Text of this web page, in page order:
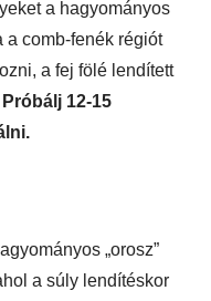
a hagyományos
a comb-fenék régiót
a fej fölé lendített
Próbálj 12-15
„orosz”
a súly lendítéskor